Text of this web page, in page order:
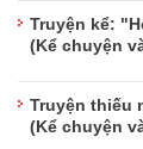
Truyện kể:
(Kể chuyện
Truyện thiếu
(Kể chuyện